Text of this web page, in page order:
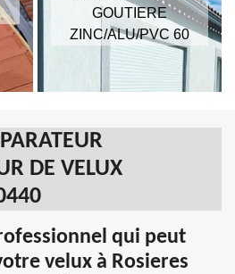
GOUTIERE
ZINC/ALU/PVC 60
DE VELUX
qui peut
velux à Rosieres